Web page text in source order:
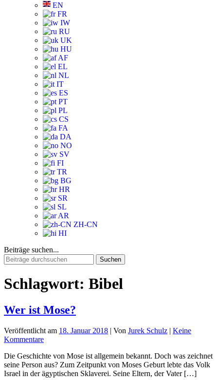
EN
FR
IW
RU
UK
HU
AF
EL
NL
IT
ES
PT
PL
CS
FA
DA
NO
SV
FI
TR
BG
HR
SR
SL
AR
ZH-CN
HI
Beiträge suchen...
Suchen
nach:
Schlagwort: Bibel
Wer ist Mose?
Veröffentlicht am 18. Januar 2018 | Von Jurek Schulz | Keine
Kommentare
Die Geschichte von Mose ist allgemein bekannt. Doch was zeichnet
seine Person aus? Zum Zeitpunkt von Moses Geburt lebte das Volk
Israel in der ägyptischen Sklaverei. Seine Eltern, der Vater […]